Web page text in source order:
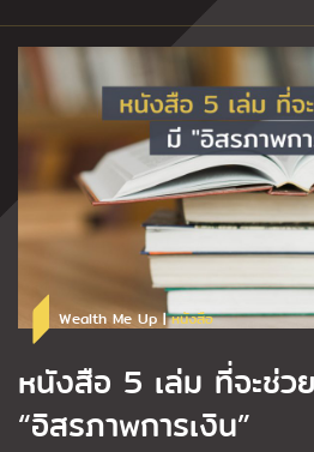
Wealth Me Up |หนังสือ
หนังสือ 5 เล่ม ที่จะช่
“อิสรภาพการเงิน”